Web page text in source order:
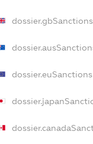
dossier.gbSanctions
dossier.euSanctions